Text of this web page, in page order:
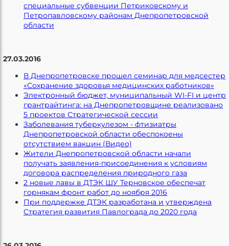
специальные субвенции Петриковскому и
Петропавловскому районам Днепропетровской
области
27.03.2016
В Днепропетровске прошел семинар для медсестер
«Сохранение здоровья медицинских работников»
Электронный бюджет, муниципальный WI-FI и центр
грантрайтинга: на Днепропетровщине реализовано
5 проектов Стратегической сессии
Заболевания туберкулезом - фтизиатры
Днепропетровской области обеспокоены
отсутствием вакцин (Видео)
Жители Днепропетровской области начали
получать заявления-присоединения к условиям
договора распределения природного газа
2 новые лавы в ДТЭК ШУ Терновское обеспечат
горнякам фронт работ до ноября 2016
При поддержке ДТЭК разработана и утверждена
Стратегия развития Павлограда до 2020 года